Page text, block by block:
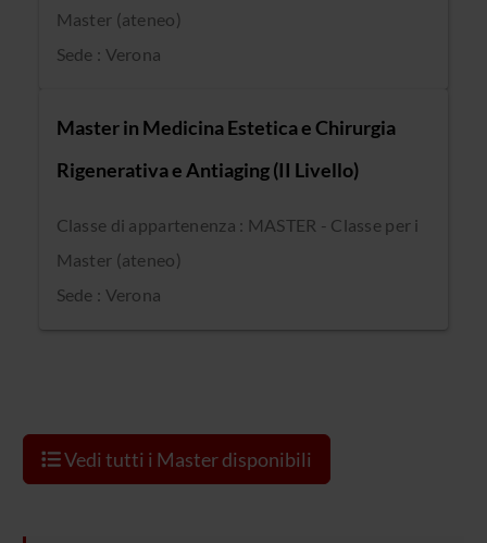
Master (ateneo)
Sede : Verona
Master in Medicina Estetica e Chirurgia
Rigenerativa e Antiaging (II Livello)
Classe di appartenenza : MASTER - Classe per i
Master (ateneo)
Sede : Verona
Vedi tutti i Master disponibili